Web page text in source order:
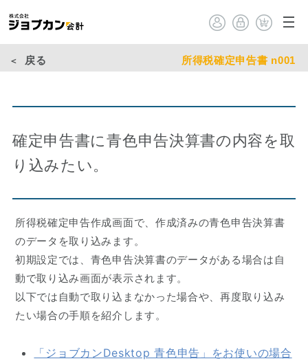
戻る 所得税確定申告書 n001
確定申告書に青色申告決算書の内容を取
り込みたい。
所得税確定申告作成画面で、作成済みの青色申告決算書
のデータを取り込みます。
初期設定では、青色申告決算書のデータがある場合は自
動で取り込み画面が表示されます。
以下では自動で取り込まなかった場合や、再度取り込み
たい場合の手順を紹介します。
「ジョブカンDesktop 青色申告」をお使いの場合